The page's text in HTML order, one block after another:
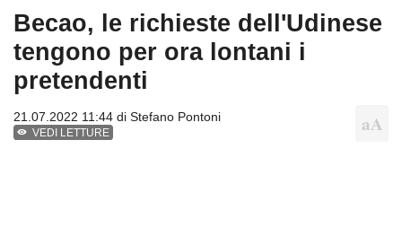
Becao, le richieste dell'Udinese
tengono per ora lontani i
pretendenti
21.07.2022 11:44 di Stefano Pontoni
VEDI LETTURE